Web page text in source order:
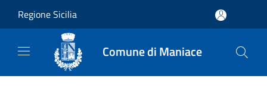
Regione Sicilia
Comune di Maniace